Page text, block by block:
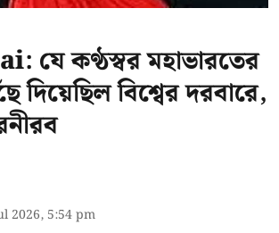
যে কণ্ঠস্বর মহাভারতের
দিয়েছিল বিশ্বের দরবারে,
2026, 5:54 pm